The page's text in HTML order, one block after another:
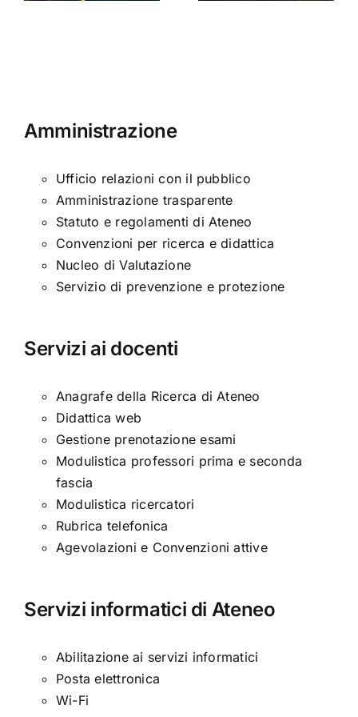
Amministrazione
Ufficio relazioni con il pubblico
Amministrazione trasparente
Statuto e regolamenti di Ateneo
Convenzioni per ricerca e didattica
Nucleo di Valutazione
Servizio di prevenzione e protezione
Servizi ai docenti
Anagrafe della Ricerca di Ateneo
Didattica web
Gestione prenotazione esami
Modulistica professori prima e seconda
fascia
Modulistica ricercatori
Rubrica telefonica
Agevolazioni e Convenzioni attive
Servizi informatici di Ateneo
Abilitazione ai servizi informatici
Posta elettronica
Wi-Fi